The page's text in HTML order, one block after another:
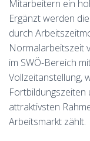
Mitarbeitern ein
Ergänzt werden
durch
Normalarbeitszeit
im SWÖ-Bereich
Vollzeitanstellung,
attraktivsten
Arbeitsmarkt zählt.